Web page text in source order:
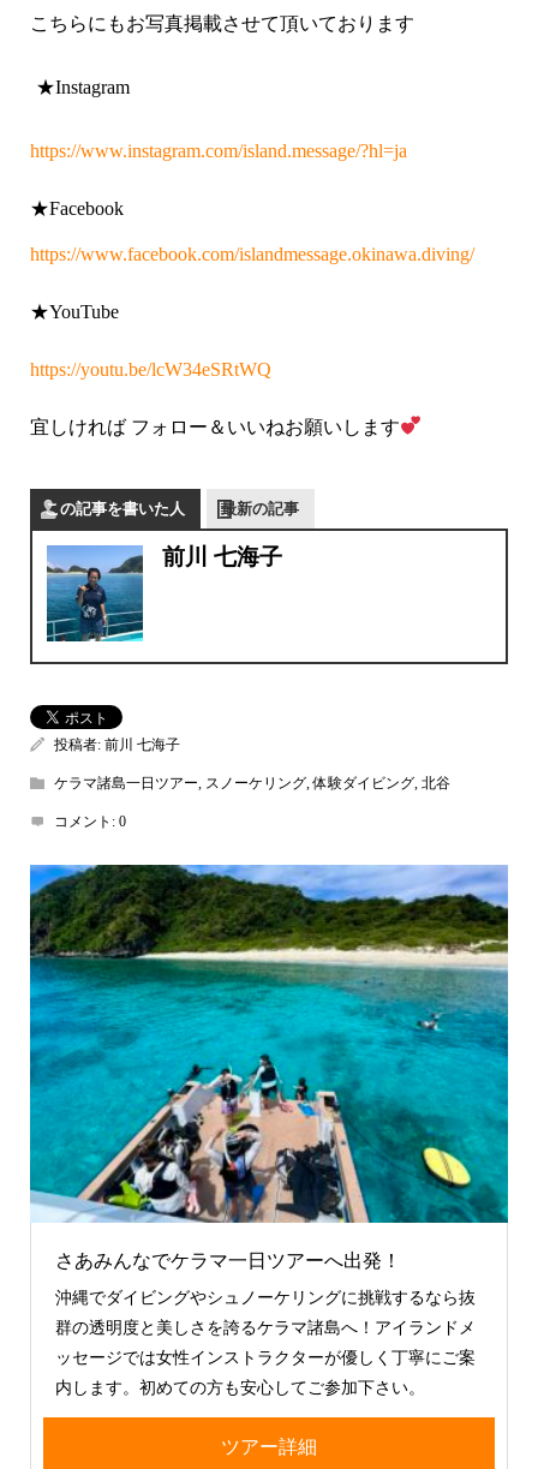
こちらにもお写真掲載させて頂いております
★Instagram
https://www.instagram.com/island.message/?hl=ja
★Facebook
https://www.facebook.com/islandmessage.okinawa.diving/
★YouTube
https://youtu.be/lcW34eSRtWQ
宜しければ フォロー＆いいねお願いします
この記事を書いた人 最新の記事
前川 七海子
投稿者: 前川 七海子
ケラマ諸島一日ツアー スノーケリング,体験ダイビング, 北谷
コメント: 0
さあみんなでケラマ一日ツアーへ出発！
沖縄でダイビングやシュノーケリングに挑戦するなら抜
群の透明度と美しさを誇るケラマ諸島へ！アイランドメ
ッセージでは女性インストラクターが優しく丁寧にご案
内します。初めての方も安心してご参加下さい。
ツアー詳細